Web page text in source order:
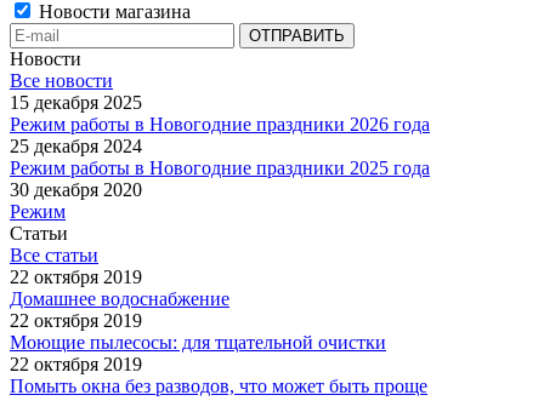
Новости магазина
Новости
Все новости
15 декабря 2025
Режим работы в Новогодние праздники 2026 года
25 декабря 2024
Режим работы в Новогодние праздники 2025 года
30 декабря 2020
Режим
Статьи
Все статьи
22 октября 2019
Домашнее водоснабжение
22 октября 2019
Моющие пылесосы: для тщательной очистки
22 октября 2019
Помыть окна без разводов, что может быть проще